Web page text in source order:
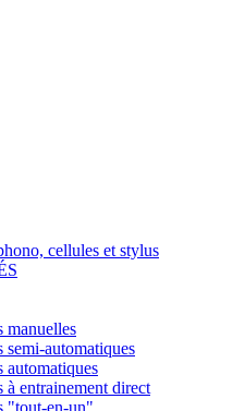
cellules et stylus
manuelles
semi-automatiques
automatiques
à entrainement direct
"tout-en-un"